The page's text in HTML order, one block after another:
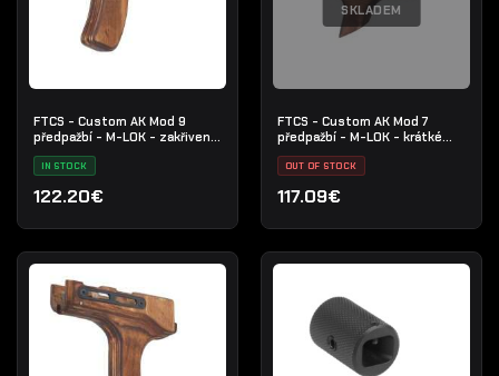
FTCS - Custom AK Mod 9
předpažbí - M-LOK - zakřivené
dopředu
IN STOCK
122.20€
SKLADEM
FTCS - Custom AK Mod 7
předpažbí - M-LOK - krátké
zakřivené dopředu
OUT OF STOCK
117.09€